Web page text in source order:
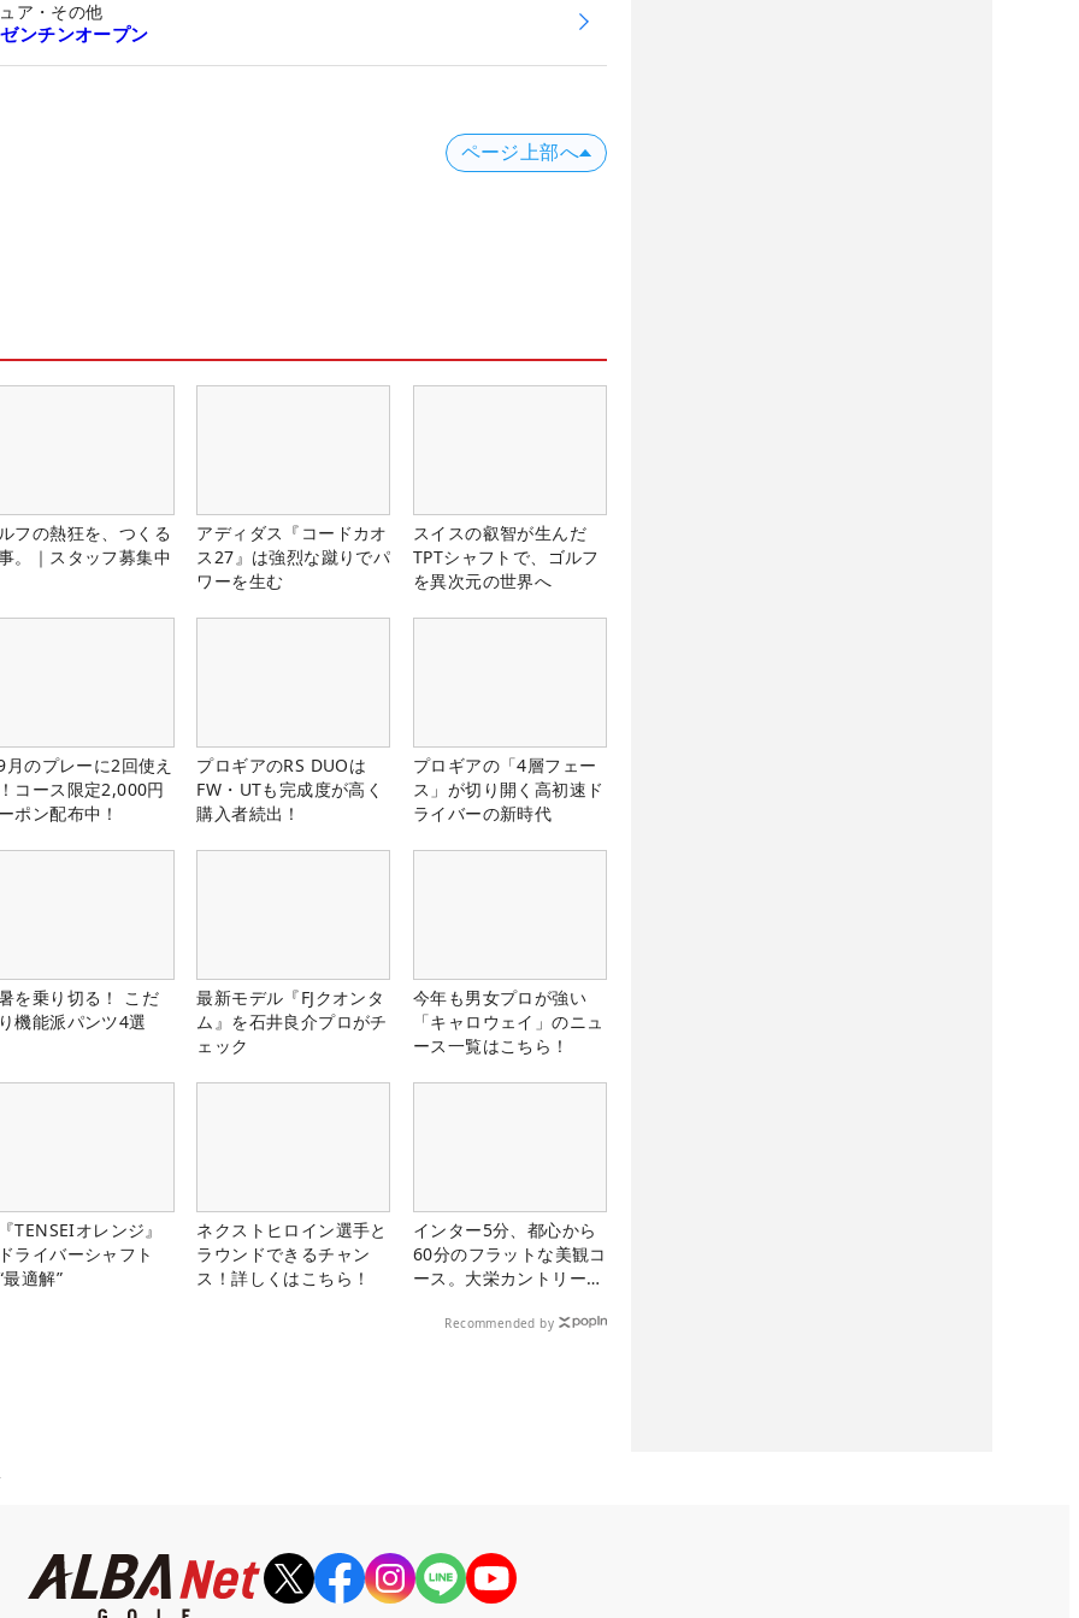
ア・その他
ンチンオープン
ページ上部へ
フの熱狂を、つくる
。｜スタッフ募集中
アディダス『コードカオ
ス27』は強烈な蹴りでパ
ワーを生む
スイスの叡智が生んだ
TPTシャフトで、ゴルフ
を異次元の世界へ
月のプレーに2回使え
コース限定2,000円
ポン配布中！
プロギアのRS DUOは
FW・UTも完成度が高く
購入者続出！
プロギアの「4層フェー
ス」が切り開く高初速ド
ライバーの新時代
を乗り切る！ こだ
機能派パンツ4選
最新モデル『FJクオンタ
ム』を石井良介プロがチ
ェック
今年も男女プロが強い
「キャロウェイ」のニュ
ース一覧はこちら！
TENSEIオレンジ』
ライバーシャフト
最適解”
ネクストヒロイン選手と
ラウンドできるチャン
ス！詳しくはこちら！
インター5分、都心から
60分のフラットな美観コ
ース。大栄カントリー俱
Recommended by